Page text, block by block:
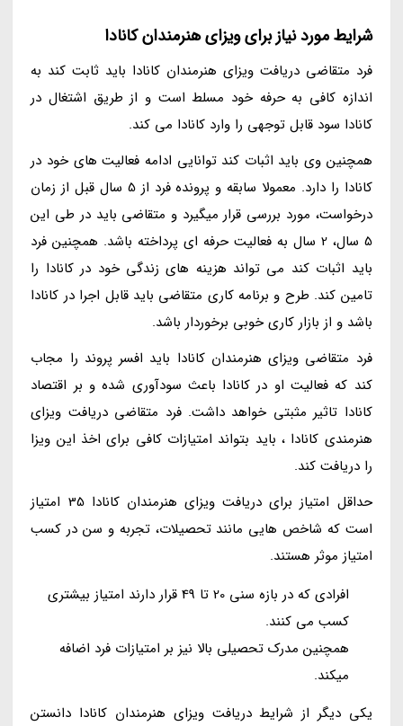
شرایط مورد نیاز برای ویزای هنرمندان کانادا
فرد متقاضی دریافت ویزای هنرمندان کانادا باید ثابت کند به
اندازه کافی به حرفه خود مسلط است و از طریق اشتغال در
کانادا سود قابل توجهی را وارد کانادا می کند.
همچنین وی باید اثبات کند توانایی ادامه فعالیت های خود در
کانادا را دارد. معمولا سابقه و پرونده فرد از 5 سال قبل از زمان
درخواست، مورد بررسی قرار میگیرد و متقاضی باید در طی این
5 سال، 2 سال به فعالیت حرفه ای پرداخته باشد. همچنین فرد
باید اثبات کند می تواند هزینه های زندگی خود در کانادا را
تامین کند. طرح و برنامه کاری متقاضی باید قابل اجرا در کانادا
باشد و از بازار کاری خوبی برخوردار باشد.
فرد متقاضی ویزای هنرمندان کانادا باید افسر پروند را مجاب
کند که فعالیت او در کانادا باعث سودآوری شده و بر اقتصاد
کانادا تاثیر مثبتی خواهد داشت. فرد متقاضی دریافت ویزای
هنرمندی کانادا ، باید بتواند امتیازات کافی برای اخذ این ویزا
را دریافت کند.
حداقل امتیاز برای دریافت ویزای هنرمندان کانادا 35 امتیاز
است که شاخص هایی مانند تحصیلات، تجربه و سن در کسب
امتیاز موثر هستند.
افرادی که در بازه سنی 20 تا 49 قرار دارند امتیاز بیشتری
کسب می کنند.
همچنین مدرک تحصیلی بالا نیز بر امتیازات فرد اضافه
میکند.
یکی دیگر از شرایط دریافت ویزای هنرمندان کانادا دانستن